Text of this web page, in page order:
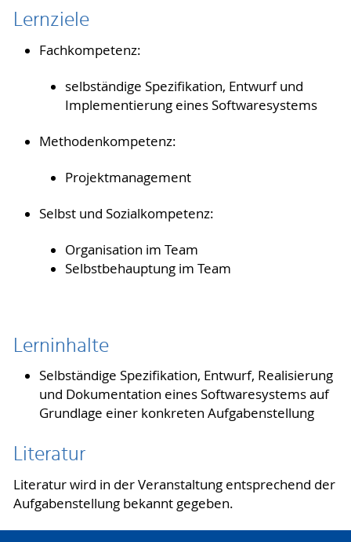
Lernziele
Fachkompetenz:
selbständige Spezifikation, Entwurf und
Implementierung eines Softwaresystems
Methodenkompetenz:
Projektmanagement
Selbst und Sozialkompetenz:
Organisation im Team
Selbstbehauptung im Team
Lerninhalte
Selbständige Spezifikation, Entwurf, Realisierung
und Dokumentation eines Softwaresystems auf
Grundlage einer konkreten Aufgabenstellung
Literatur
Literatur wird in der Veranstaltung entsprechend der
Aufgabenstellung bekannt gegeben.